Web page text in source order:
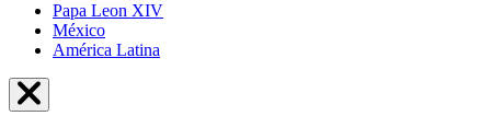
Papa Leon XIV
México
América Latina